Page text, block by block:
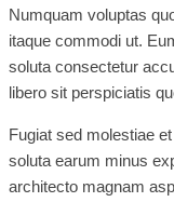
Numquam voluptas
itaque commodi ut.
soluta consectetur
libero sit perspiciatis
Fugiat sed molestiae
soluta earum minus
architecto magnam